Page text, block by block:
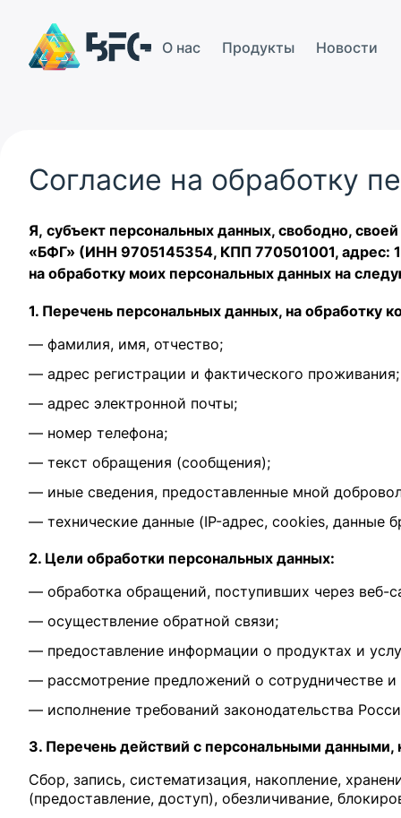
О нас Продукты Новости
Согласие на обработку
Я, субъект персональных данных, свободно,
«БФГ» (ИНН 9705145354, КПП 770501001, адрес:
на обработку моих персональных данных на
1. Перечень персональных данных, на обработку
— фамилия, имя, отчество;
— адрес регистрации и фактического проживания;
— адрес электронной почты;
— номер телефона;
— текст обращения (сообщения);
— иные сведения, предоставленные мной
— технические данные (IP-адрес, cookies, данные
2. Цели обработки персональных данных:
— обработка обращений, поступивших через веб-
— осуществление обратной связи;
— предоставление информации о продуктах и
— рассмотрение предложений о сотрудничестве и
— исполнение требований законодательства
3. Перечень действий с персональными данными,
Сбор, запись, систематизация, накопление,
(предоставление, доступ), обезличивание,